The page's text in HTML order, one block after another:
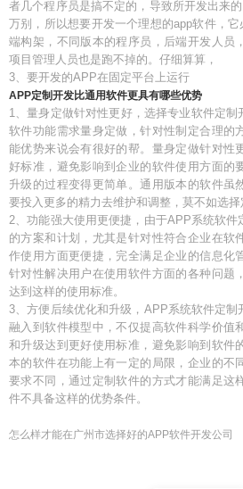
者几个程序员是搞不定的，导致所开发出来
万别，所以想要开发一个理想的app软件，
端构架，不同版本的程序员，后端开发人员
项目管理人员也是跑不掉的。仔细算算，
3、要开发的APP在固定平台上运行
APP定制开发比通用软件更具有哪些优势
1、量身定做针对性更好，选择专业软件定
软件功能需求量身定做，针对性制定合理的
能优势来说会有很好的帮。量身定做针对性
好标准，避免影响到企业的软件使用方面的
升级的过程变得更简单。通用版本的软件虽
要投入更多的精力去维护和调整，莫不如选择
2、功能强大使用更便捷，由于APP系统软件
的方案和计划，尤其是针对性符合企业在软
作使用方面更便捷，完全满足企业的信息化
针对性解决用户在使用软件方面的各种问题
达到这样的使用标准。
3、方便后续优化和升级，APP系统软件定
融入到软件模型中，不仅提高软件科学价值
和升级达到更好使用标准，避免影响到软件
本的软件在功能上有一定的局限，企业的不
要求不同，通过定制软件的方式才能满足这
件不具备这样的优势条件。
怎么样才能在广州市选择好的APP软件开发公司